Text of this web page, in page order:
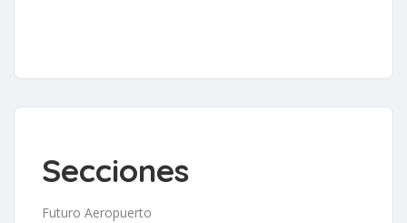
Secciones
Futuro Aeropuerto